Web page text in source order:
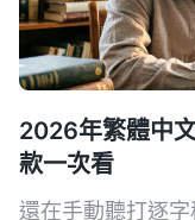
2026年繁體中
款一次看
還在手動聽打逐